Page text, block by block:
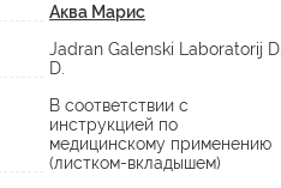
Аква Марис
Jadran Galenski Laboratorij D.
D.
В соответствии с
инструкцией по
медицинскому применению
(листком-вкладышем)